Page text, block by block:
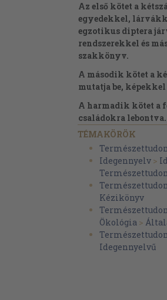
Az első kötet a
egyedekkel,
egzotikus diptera
rendszerekkel és
szakkönyv.
A második kötet a
mutatja be,
A harmadik kötet a
családokra lebontva.
TÉMAKÖRÖK
Idegennyelv >
Kézikönyv
Ökológia >
Idegennyelvű